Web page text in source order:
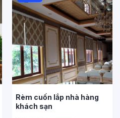
Rèm cuốn lắp nhà hàng
khách sạn